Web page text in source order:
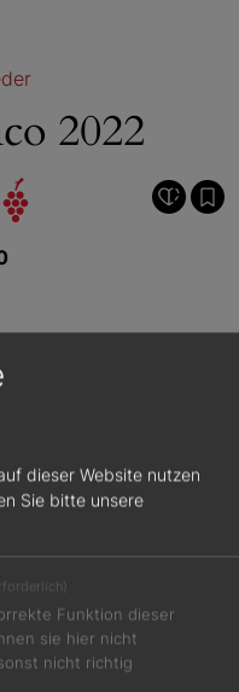
2022
dieser Website nutzen
Sie bitte unsere
Funktion dieser
sie hier nicht
nicht richtig